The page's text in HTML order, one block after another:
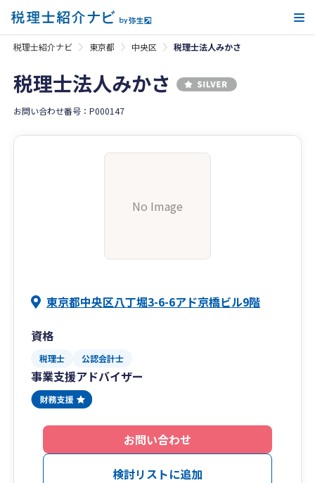
税理士紹介ナビ 東京都 中央区 税理士法人みかさ
税理士法人みかさ
お問い合わせ番号：P000147
No Image
東京都中央区八丁堀3-6-6アド京橋ビル9階
資格
税理士 公認会計士
事業支援アドバイザー
お問い合わせ
検討リストに追加